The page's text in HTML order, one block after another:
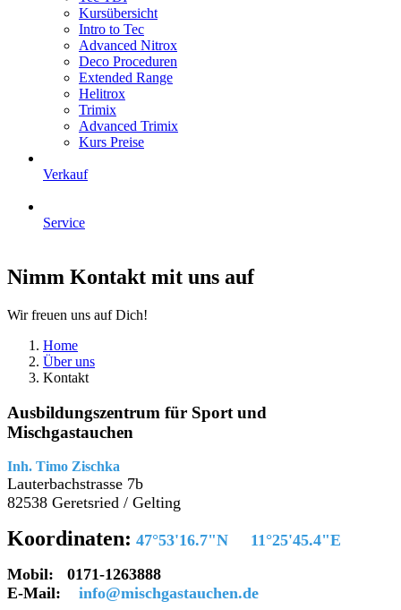
Kursübersicht
Intro to Tec
Advanced Nitrox
Deco Proceduren
Extended Range
Helitrox
Trimix
Advanced Trimix
Kurs Preise
Verkauf
Service
Nimm Kontakt mit uns auf
Wir freuen uns auf Dich!
Home
Über uns
Kontakt
Ausbildungszentrum für Sport und
Mischgastauchen
Inh. Timo Zischka
Lauterbachstrasse 7b
82538 Geretsried / Gelting
Koordinaten: 47°53'16.7"N 11°25'45.4"E
Mobil: 0171-1263888
E-Mail:
info@mischgastauchen.de